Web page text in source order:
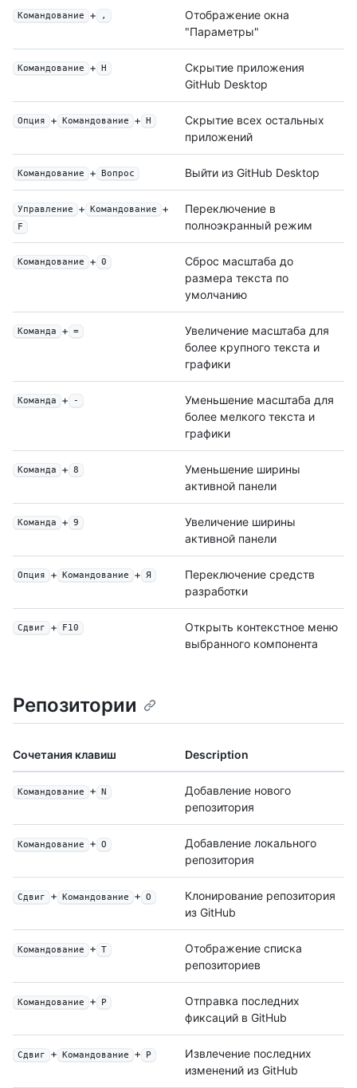
Командование + ,
Отображение окна
"Параметры"
Командование + H
Скрытие приложения
GitHub Desktop
Опция + Командование + H
Скрытие всех остальных
приложений
Командование + Вопрос Выйти из GitHub Desktop
Управление + Командование +
F
Переключение в
полноэкранный режим
Командование + 0
Сброс масштаба до
размера текста по
умолчанию
Команда + =
Увеличение масштаба для
более крупного текста и
графики
Команда + -
Уменьшение масштаба для
более мелкого текста и
графики
Команда + 8
Уменьшение ширины
активной панели
Команда + 9
Увеличение ширины
активной панели
Опция + Командование + Я
Переключение средств
разработки
Сдвиг + F10
Открыть контекстное меню
выбранного компонента
Репозитории
Сочетания клавиш Description
Командование + N
Добавление нового
репозитория
Командование + О
Добавление локального
репозитория
Сдвиг + Командование + О
Клонирование репозитория
из GitHub
Командование + Т
Отображение списка
репозиториев
Командование + P
Отправка последних
фиксаций в GitHub
Сдвиг + Командование + P
Извлечение последних
изменений из GitHub